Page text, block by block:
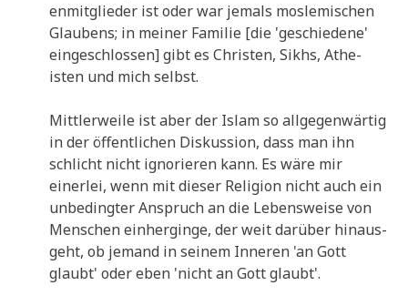
en­mit­glie­der ist oder war jemals mos­le­mi­schen
Glau­bens; in mei­ner Fami­lie [die 'geschie­de­ne'
ein­ge­schlos­sen] gibt es Chri­sten, Sikhs, Athe­
isten und mich selbst.
Mitt­ler­wei­le ist aber der Islam so all­ge­gen­wär­tig
in der öffent­li­chen Dis­kus­si­on, dass man ihn
schlicht nicht igno­rie­ren kann. Es wäre mir
einer­lei, wenn mit die­ser Reli­gi­on nicht auch ein
unbe­ding­ter Anspruch an die Lebens­wei­se von
Men­schen ein­her­gin­ge, der weit dar­über hin­aus­
geht, ob jemand in sei­nem Inne­ren 'an Gott
glaubt' oder eben 'nicht an Gott glaubt'.